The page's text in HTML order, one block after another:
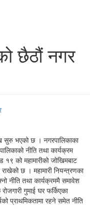
छैठौं नगर
सुरु भएको छ । नगरपालिकाका
नीति तथा कार्यक्रम
१९ को महामारीको जोखिमबाट
राखेको छ । महामारी नियन्त्रणका
नीति तथा कार्यक्रममै समावेश
गुमाई घर फर्किएका
प्राथमिकतामा रहने समेत नीति